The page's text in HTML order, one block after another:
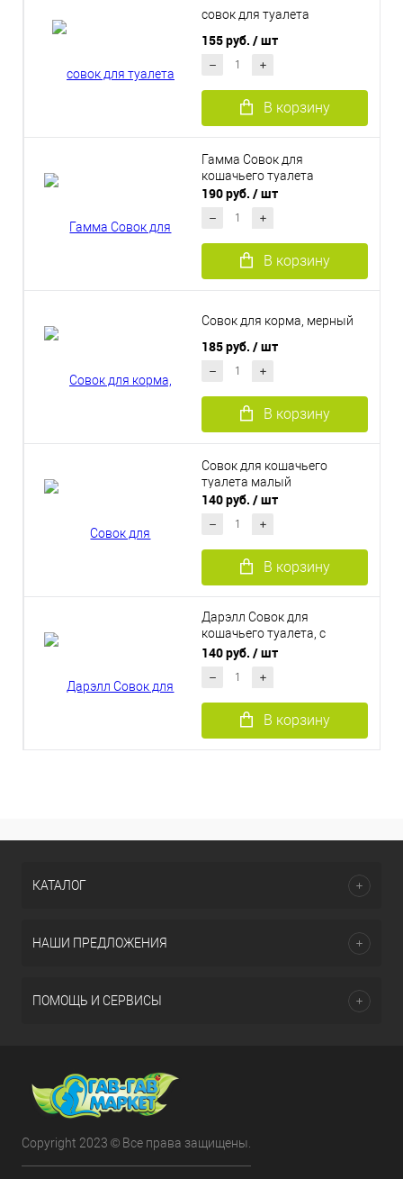
совок для туалета
155 руб. / шт
В корзину
Гамма Совок для
кошачьего туалета
190 руб. / шт
В корзину
Совок для корма, мерный
185 руб. / шт
В корзину
Совок для кошачьего
туалета малый
140 руб. / шт
В корзину
Дарэлл Совок для
кошачьего туалета, с
крупными ячейками
140 руб. / шт
В корзину
КАТАЛОГ
НАШИ ПРЕДЛОЖЕНИЯ
ПОМОЩЬ И СЕРВИСЫ
Copyright 2023 © Все права защищены.